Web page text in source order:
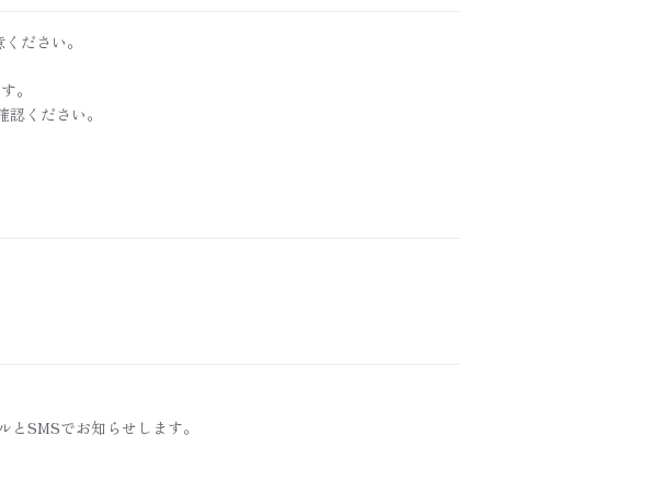
ださい。
。
ください。
SMSでお知らせします。